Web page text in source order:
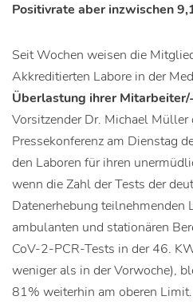
Positivrate aber inzwischen
Seit Wochen weisen die
Akkreditierten Labore in der
Überlastung ihrer
Vorsitzender Dr. Michael Müller
Pressekonferenz am Dienstag
den Laboren für ihren
wenn die Zahl der Tests der
Datenerhebung teilnehmenden
ambulanten und stationären
CoV-2-PCR-Tests in der 46.
weniger als in der Vorwoche),
81% weiterhin am oberen